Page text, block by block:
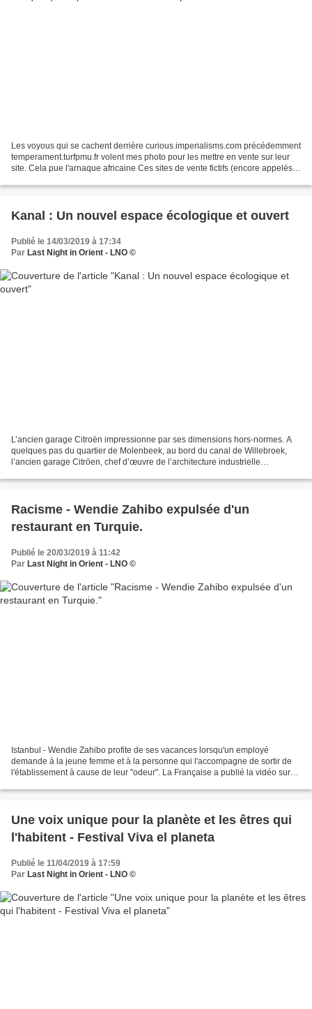
Les voyous qui se cachent derrière curious.imperialisms.com précédemment
temperament.turfpmu.fr volent mes photo pour les mettre en vente sur leur
site. Cela pue l'arnaque africaine Ces sites de vente fictifs (encore appelés
Kanal : Un nouvel espace écologique et ouvert
Publié le 14/03/2019 à 17:34
Par Last Night in Orient - LNO ©
L’ancien garage Citroën impressionne par ses dimensions hors-normes. A
quelques pas du quartier de Molenbeek, au bord du canal de Willebroek,
l’ancien garage Citröen, chef d’œuvre de l’architecture industrielle
Racisme - Wendie Zahibo expulsée d'un
restaurant en Turquie.
Publié le 20/03/2019 à 11:42
Par Last Night in Orient - LNO ©
Istanbul - Wendie Zahibo profite de ses vacances lorsqu'un employé
demande à la jeune femme et à la personne qui l'accompagne de sortir de
l'établissement à cause de leur "odeur". La Française a publié la vidéo sur
Une voix unique pour la planète et les êtres qui
l'habitent - Festival Viva el planeta
Publié le 11/04/2019 à 17:59
Par Last Night in Orient - LNO ©